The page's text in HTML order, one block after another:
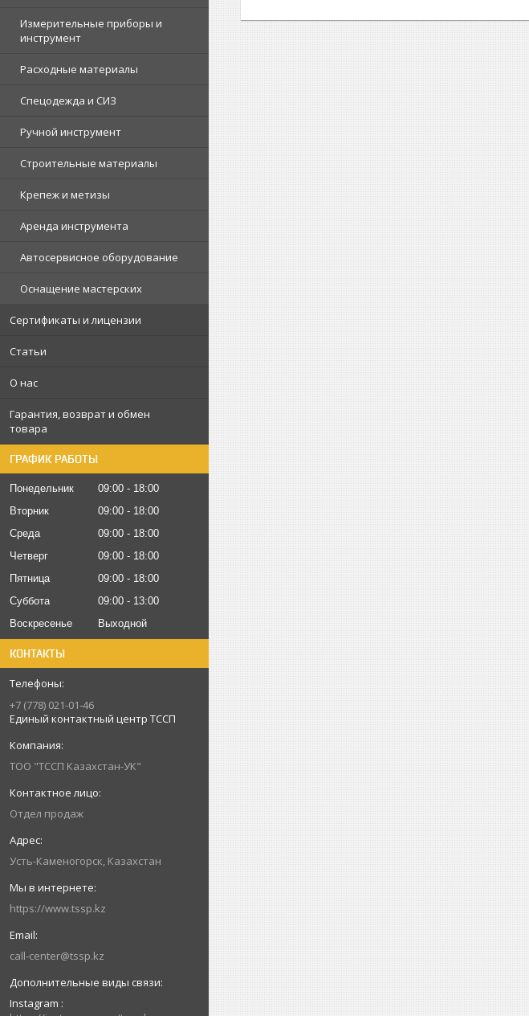
Измерительные приборы и
инструмент
Расходные материалы
Спецодежда и СИЗ
Ручной инструмент
Строительные материалы
Крепеж и метизы
Аренда инструмента
Автосервисное оборудование
Оснащение мастерских
Сертификаты и лицензии
Статьи
О нас
Гарантия, возврат и обмен
товара
ГРАФИК РАБОТЫ
Понедельник 09:00
18:00
Вторник
09:00
18:00
Среда
09:00
18:00
Четверг
09:00
18:00
Пятница
09:00
18:00
Суббота
09:00
13:00
Воскресенье
Выходной
КОНТАКТЫ
+7 (778) 021-01-46
Единый контактный центр ТССП
ТОО "ТССП Казахстан-УК"
Отдел продаж
Усть-Каменогорск, Казахстан
https://www.tssp.kz
call-center@tssp.kz
Instagram